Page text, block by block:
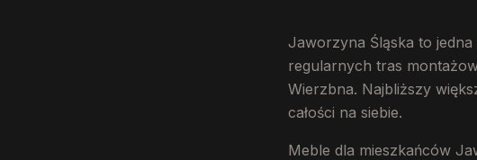
Jaworzyna Śląska to
regularnych tras
Wierzbna. Najbliższy
całości na siebie.
Meble dla mieszkańców